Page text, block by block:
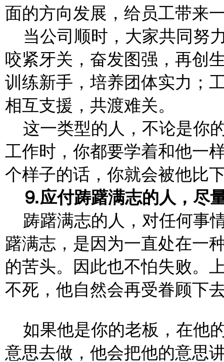
面的方向发展，给员工带来
当公司顺时，大家共同努
咬紧牙关，奋发图强，再创
训练新手，培养团体实力；
相互支援，共渡难关。
这一类型的人，不论是你
工作时，你都要学着和他一
个样子的话，你就会被他比
⒐应付踌躇满志的人，尽
踌躇满志的人，对任何事
躇满志，是因为一直处在一
的苦头。因此也不怕失败。
不死，他自然会再受眷顾下
如果他是你的老板，在他
意思去做，他会把他的意思